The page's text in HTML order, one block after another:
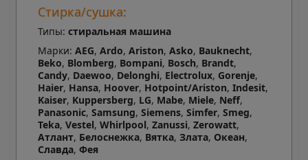
Стирка/сушка:
Типы: стиральная машина
Марки: AEG, Ardo, Ariston, Asko, Bauknecht,
Beko, Blomberg, Bompani, Bosch, Brandt,
Candy, Daewoo, Delonghi, Electrolux, Gorenje,
Haier, Hansa, Hoover, Hotpoint/Ariston, Indesit,
Kaiser, Kuppersberg, LG, Mabe, Miele, Neff,
Panasonic, Samsung, Siemens, Simfer, Smeg,
Teka, Vestel, Whirlpool, Zanussi, Zerowatt,
Атлант, Белоснежка, Вятка, Злата, Океан,
Славда, Фея